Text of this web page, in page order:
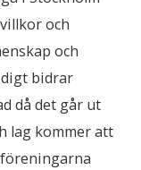
och
och
bidrar
då det går ut
lag kommer att